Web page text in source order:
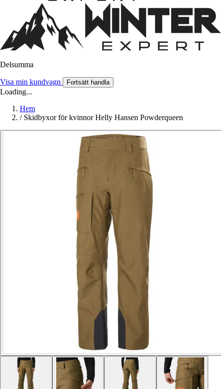
Delsumma
Visa min kundvagn Fortsätt handla
Loading...
Hem
/ Skidbyxor för kvinnor Helly Hansen Powderqueen